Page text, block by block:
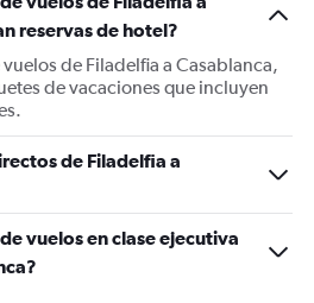
reservas de hotel?
de Filadelfia a Casablanca,
de vacaciones que incluyen
de Filadelfia a
vuelos en clase ejecutiva